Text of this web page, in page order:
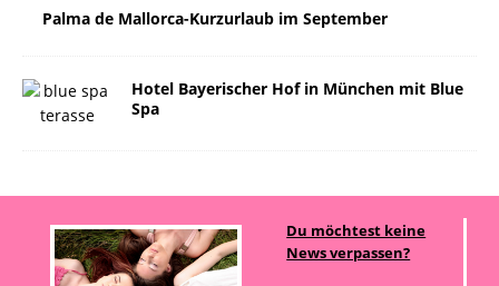
Palma de Mallorca-Kurzurlaub im September
Hotel Bayerischer Hof in München mit Blue
Spa
Du möchtest keine
News verpassen?